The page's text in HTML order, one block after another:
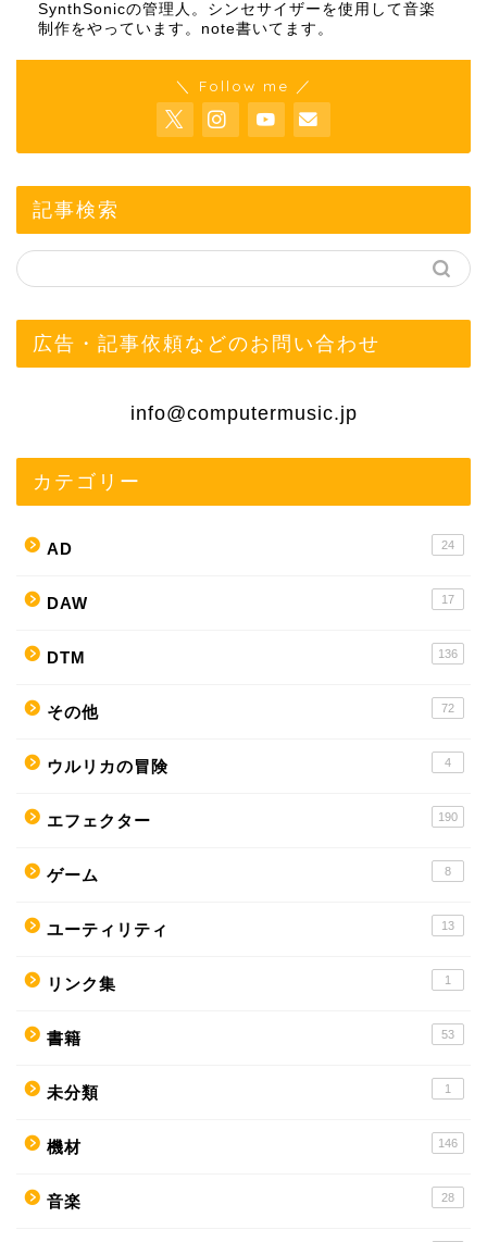
SynthSonicの管理人。シンセサイザーを使用して音楽
制作をやっています。 note書いてます。
＼ Follow me ／
記事検索
広告・記事依頼などのお問い合わせ
info@computermusic.jp
カテゴリー
AD 24
DAW 17
DTM 136
その他 72
ウルリカの冒険 4
エフェクター 190
ゲーム 8
ユーティリティ 13
リンク集 1
書籍 53
未分類 1
機材 146
音楽 28